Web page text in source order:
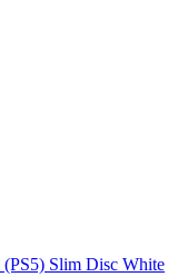
(PS5) Slim Disc White